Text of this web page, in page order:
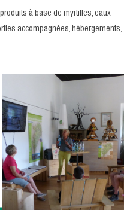
à base de myrtilles, eaux
accompagnées, hébergements,